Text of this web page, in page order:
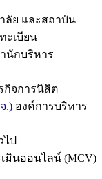
ลัย และสถาบัน
ะเบียน
นักบริหาร
กิจการนิสิต
.) องค์การบริหาร
ป
มินออนไลน์ (MCV)